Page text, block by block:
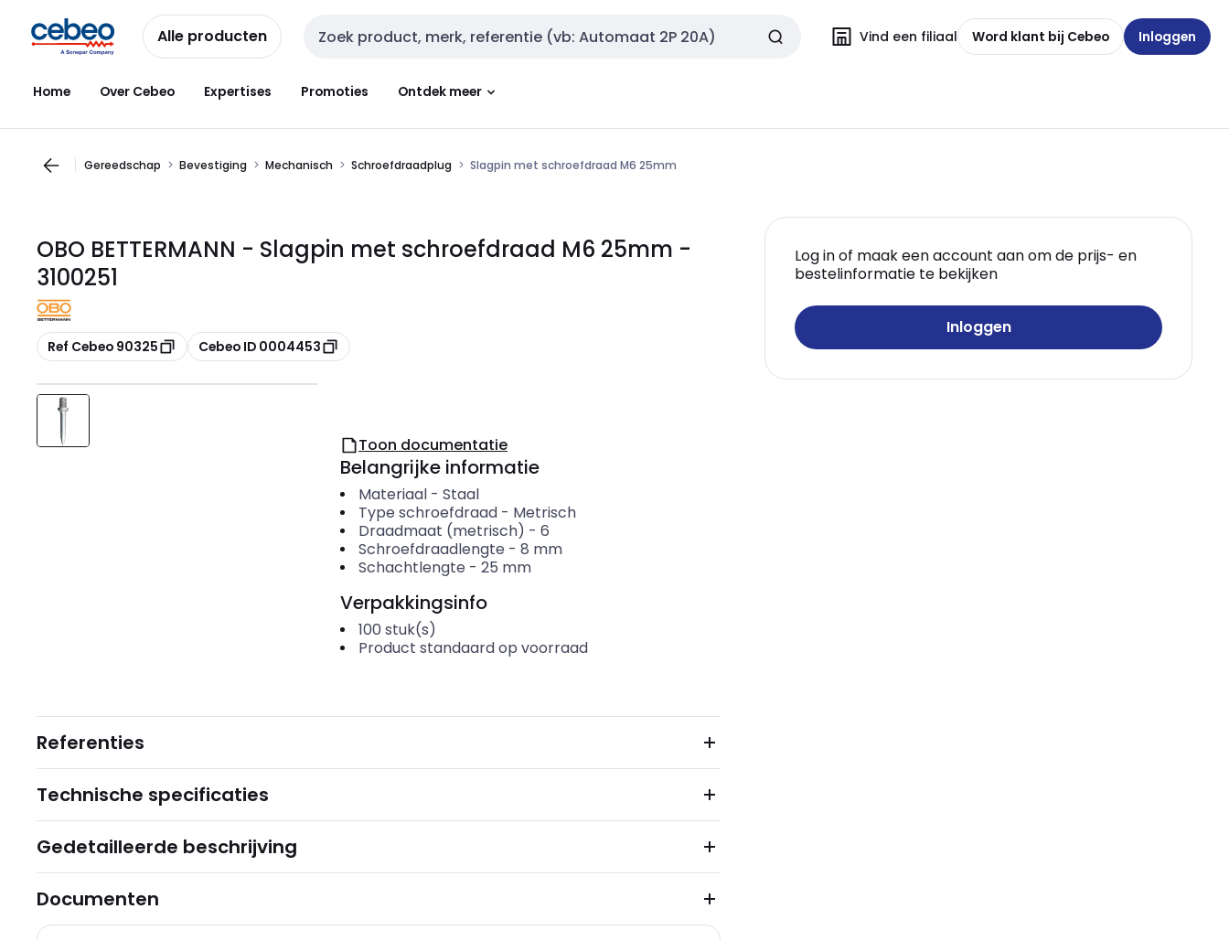
naar
navigatie
naar
inhoud
Alle producten Zoekveld invoer Vind een filiaal Word klant bij Cebeo Inloggen
Home Over Cebeo Expertises Promoties Ontdek meer
Gereedschap Bevestiging Mechanisch Schroefdraadplug Slagpin met schroefdraad M6 25mm
OBO BETTERMANN - Slagpin met schroefdraad M6 25mm -
3100251
Kopiëren
Ref Cebeo 90325 Kopiëren
Cebeo ID 0004453
Log in of maak een account aan om de prijs- en
bestelinformatie te bekijken
Inloggen
Toon documentatie
Belangrijke informatie
Materiaal- Staal
Type schroefdraad- Metrisch
Draadmaat (metrisch) - 6
Schroefdraadlengte - 8 mm
Schachtlengte - 25 mm
Verpakkingsinfo
100 stuk(s)
Product standaard op voorraad
Referenties
Technische specificaties
Gedetailleerde beschrijving
Documenten